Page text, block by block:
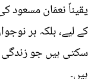
یقیناً نعمَان
کے لیے، بلکہ ہر
سکتی ہیں جو زندگی